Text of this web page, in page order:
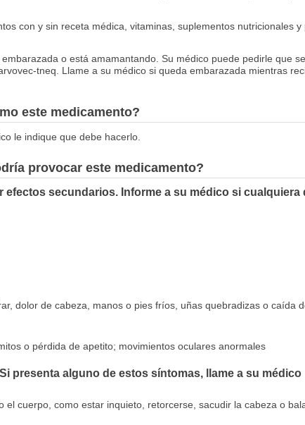
con y sin receta médica, vitaminas, suplementos nutricionales y
o está amamantando. Su médico puede pedirle que
tneq. Llame a su médico si queda embarazada mientras
este medicamento?
le indique que debe hacerlo.
provocar este medicamento?
secundarios. Informe a su médico si cualquiera
dolor de cabeza, manos o pies fríos, uñas quebradizas o caída
o pérdida de apetito; movimientos oculares anormales
presenta alguno de estos síntomas, llame a su médico
cuerpo, como estar inquieto, retorcerse, sacudir la cabeza o